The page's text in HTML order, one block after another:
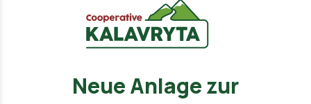
Neue Anlage zur